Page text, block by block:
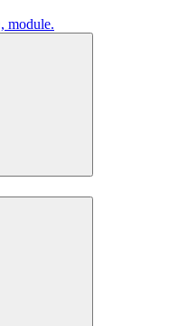
module.